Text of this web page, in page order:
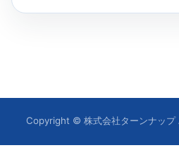
Copyright © 株式会社ターンナッ